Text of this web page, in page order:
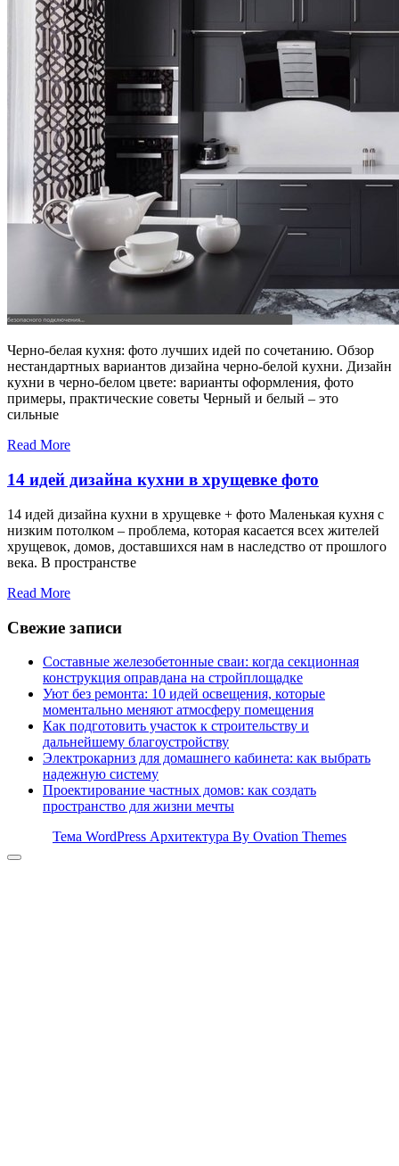
Черно-белая кухня: фото лучших идей по сочетанию. Обзор
нестандартных вариантов дизайна черно-белой кухни. Дизайн
кухни в черно-белом цвете: варианты оформления, фото
примеры, практические советы Черный и белый – это
сильные
Read More
14 идей дизайна кухни в хрущевке фото
14 идей дизайна кухни в хрущевке + фото Маленькая кухня с
низким потолком – проблема, которая касается всех жителей
хрущевок, домов, доставшихся нам в наследство от прошлого
века. В пространстве
Read More
Свежие записи
Составные железобетонные сваи: когда секционная
конструкция оправдана на стройплощадке
Уют без ремонта: 10 идей освещения, которые
моментально меняют атмосферу помещения
Как подготовить участок к строительству и
дальнейшему благоустройству
Электрокарниз для домашнего кабинета: как выбрать
надежную систему
Проектирование частных домов: как создать
пространство для жизни мечты
Тема WordPress Архитектура By Ovation Themes